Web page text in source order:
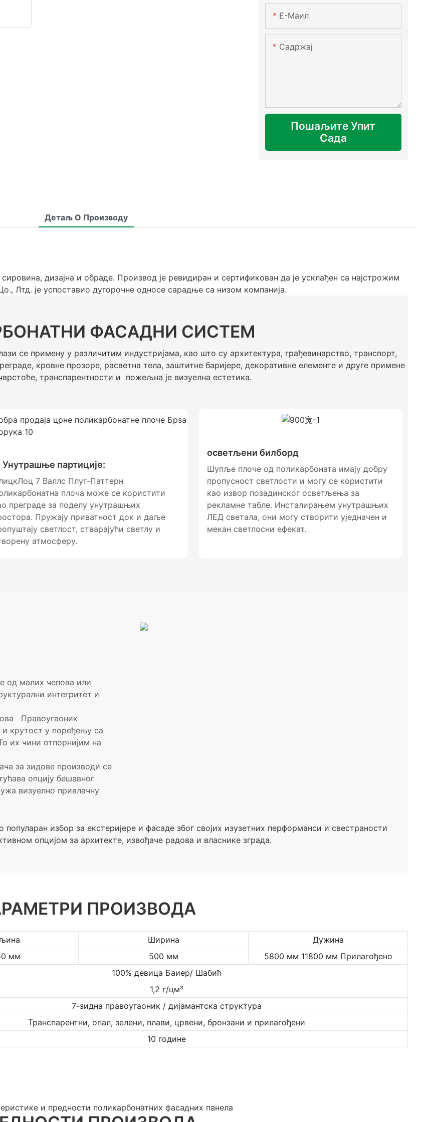
Е-Маил
Садржај
Пошаљите Упит
Сада
Детаљ О Производу
дизајна и обраде. Производ је ревидиран и сертификован да је усклађен са најстрожим
Лтд. је успоставио дугорочне односе сарадње са низом компанија.
ФАСАДНИ СИСТЕМ
се примену у различитим индустријама, као што су архитектура, грађевинарство, транспорт,
кровне прозоре, расветна тела, заштитне баријере, декоративне елементе и друге примене
транспарентности и пожељна је визуелна естетика.
партиције:
7 Валлс Плуг-Паттерн
плоча може се користити
преграде за поделу унутрашњих
Пружају приватност док и даље
светлост, стварајући светлу и
атмосферу.
осветљени билборд
Шупље плоче од поликарбоната имају добру
пропусност светлости и могу се користити
као извор позадинског осветљења за
рекламне табле. Инсталирањем унутрашњих
ЛЕД светала, они могу створити уједначен и
мекан светлосни ефекат.
од малих чепова или
интегритет и
Правоугаоник
и крутост у поређењу са
их чини отпорнијим на
за зидове производи се
опцију бешавног
визуелно привлачну
избор за екстеријере и фасаде због својих изузетних перформанси и свестраности
опцијом за архитекте, извођаче радова и власнике зграда.
ПРОИЗВОДА
Ширина
Дужина
мм 500 мм
5800 мм 11800 мм Прилагођено
100% девица Баиер/ Шабић
1,2 г/цм³
7-зидна правоугаоник / дијамантска структура
Транспарентни, опал, зелени, плави, црвени, бронзани и прилагођени
10 године
и предности поликарбонатних фасадних панела